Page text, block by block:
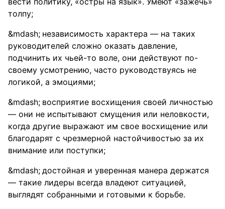
толпу;
независимость характера — на таких
руководителей сложно оказать давление,
подчинить их чьей-то воле, они действуют по-
своему усмотрению, часто руководствуясь не
логикой, а эмоциями;
восприятие восхищения своей личностью
— они не испытывают смущения или неловкости,
когда другие выражают им свое восхищение или
благодарят с чрезмерной настойчивостью за их
внимание или поступки;
достойная и уверенная манера держатся
— такие лидеры всегда владеют ситуацией,
выглядят собранными и готовыми к борьбе.